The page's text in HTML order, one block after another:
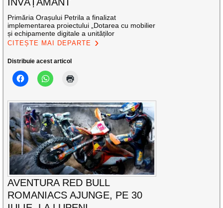
Primăria Orașului Petrila a finalizat
implementarea proiectului „Dotarea cu mobilier
și echipamente digitale a unităților
CITEȘTE MAI DEPARTE
Distribuie acest articol
AVENTURA RED BULL
ROMANIACS AJUNGE, PE 30